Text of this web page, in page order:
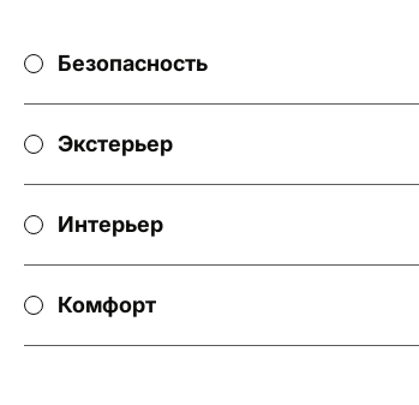
Безопасность
Экстерьер
Интерьер
Комфорт